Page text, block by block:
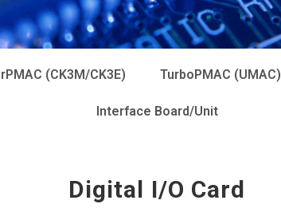
(CK3M/CK3E) TurboPMAC (UMAC)
Interface Board/Unit
Digital I/O Card